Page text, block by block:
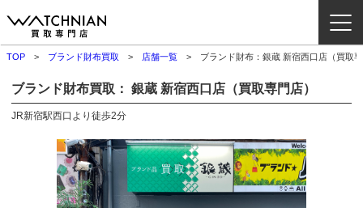
ブランドから探す
取扱いカテゴリ
よくある質問
TOP ブランド財布買取 店舗一覧 ブランド財布：銀蔵 新宿西口店（買取
ブランド財布買取： 銀蔵 新宿西口店（買取専門店）
JR新宿駅西口より徒歩2分